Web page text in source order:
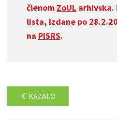
členom ZoUL arhivska.
lista, izdane po
na PISRS.
KAZALO